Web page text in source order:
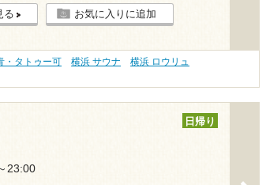
る お気に入りに追加
・タトゥー可 横浜 サウナ
横浜 ロウリュ
日帰り
23:00